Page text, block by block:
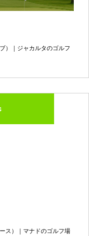
）｜ジャカルタのゴルフ
ス）｜マナドのゴルフ場